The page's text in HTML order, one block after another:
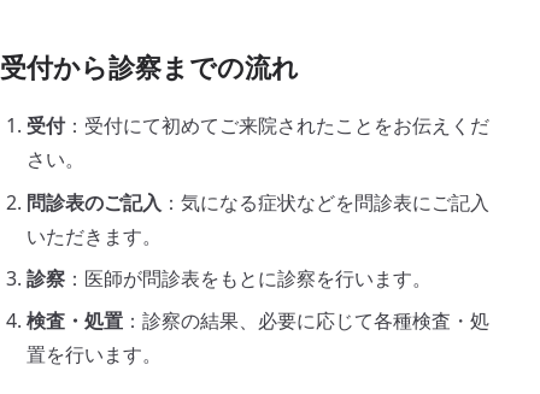
休診日
日曜日・祝祭日
電話 WEB問診 診療時間 アクセス
受付から診察までの流れ
受付：受付にて初めてご来院されたことをお伝えくだ
さい。
問診表のご記入 ：気になる症状などを問診表にご記入
いただきます。
診察 ：医師が問診表をもとに診察を行います。
検査・処置 ：診察の結果、必要に応じて各種検査・処
置を行います。